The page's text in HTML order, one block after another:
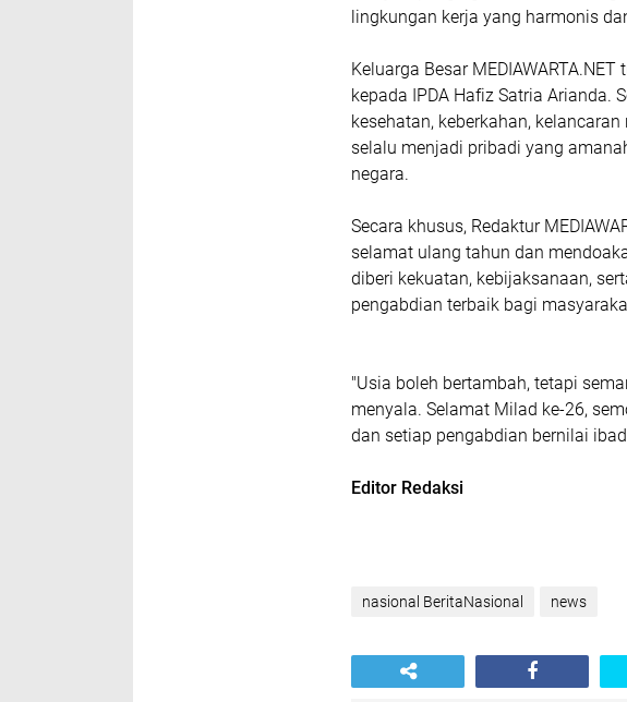
lingkungan kerja yang harmonis
Keluarga Besar
kepada IPDA Hafiz Satria Arianda.
kesehatan, keberkahan,
selalu menjadi pribadi yang
negara.
Secara khusus, Redaktur
selamat ulang tahun dan
diberi kekuatan, kebijaksanaan,
pengabdian terbaik bagi
"Usia boleh bertambah, tetapi
menyala. Selamat Milad ke-26,
dan setiap pengabdian bernilai
Editor Redaksi
nasional BeritaNasional news